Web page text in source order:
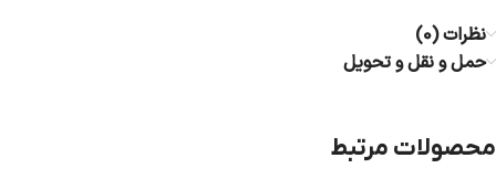
نظرات (0)
حمل و نقل و تحویل
محصولات مرتبط